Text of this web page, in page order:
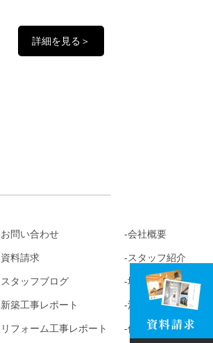
詳細を見る＞
お問い合わせ
資料請求
スタッフブログ
新築工事レポート
リフォーム工事レポート
会社概要
スタッフ紹介
地図
沿革
個人情報保護方針